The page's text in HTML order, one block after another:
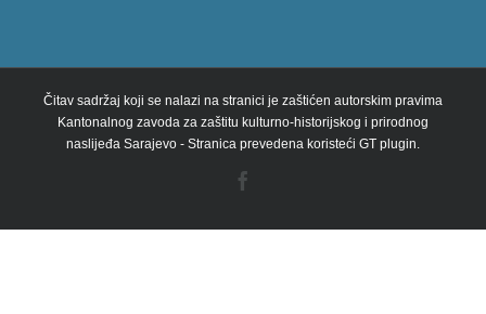
Čitav sadržaj koji se nalazi na stranici je zaštićen autorskim pravima
Kantonalnog zavoda za zaštitu kulturno-historijskog i prirodnog
naslijeđa Sarajevo - Stranica prevedena koristeći GT plugin.